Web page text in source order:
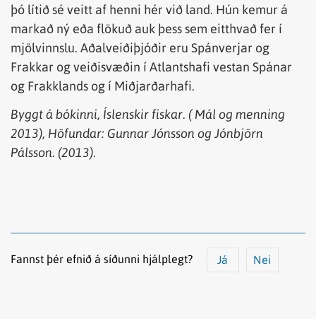
þó lítið sé veitt af henni hér við land. Hún kemur á
markað ný eða flökuð auk þess sem eitthvað fer í
mjölvinnslu. Aðalveiðiþjóðir eru Spánverjar og
Frakkar og veiðisvæðin í Atlantshafi vestan Spánar
og Frakklands og í Miðjarðarhafi.
Byggtábókinni, Íslenskir fiskar. (Mál og menning
2013), Höfundar: Gunnar Jónsson ogJónbjörn
Pálsson. (2013).
Fannst þér efnið á síðunni hjálplegt? Já Nei